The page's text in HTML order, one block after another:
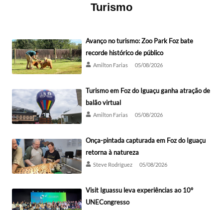
Turismo
Avanço no turismo: Zoo Park Foz bate
recorde histórico de público
Amilton Farias 05/08/2026
Turismo em Foz do Iguaçu ganha atração de
balão virtual
Amilton Farias 05/08/2026
Onça-pintada capturada em Foz do Iguaçu
retorna à natureza
Steve Rodríguez 05/08/2026
Visit Iguassu leva experiências ao 10º
UNECongresso